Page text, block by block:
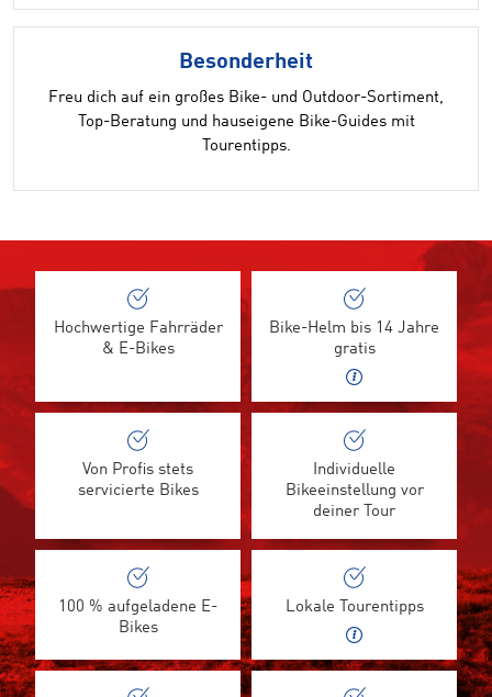
Besonderheit
Freu dich auf ein großes Bike- und Outdoor-Sortiment,
Top-Beratung und hauseigene Bike-Guides mit
Tourentipps.
Hochwertige Fahrräder
& E-Bikes
Bike-Helm bis 14 Jahre
gratis
Von Profis stets
servicierte Bikes
Individuelle
Bikeeinstellung vor
deiner Tour
100 % aufgeladene E-
Bikes
Lokale Tourentipps